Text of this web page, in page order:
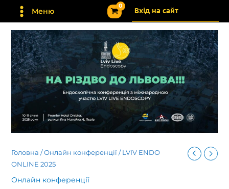
Перейти
вмісту
Меню Вхід на сайт
Головна /Онлайн конференції / LVIV ENDO
ONLINE 2025
Онлайн конференції